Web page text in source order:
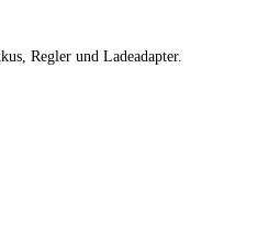
Regler und Ladeadapter.